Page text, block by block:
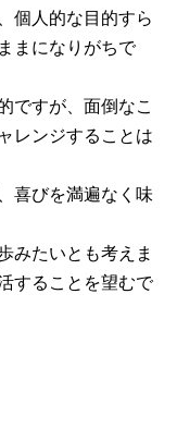
個人的な目的すら
まになりがちで
ですが、面倒なこ
レンジすることは
喜びを満遍なく味
みたいとも考えま
することを望むで